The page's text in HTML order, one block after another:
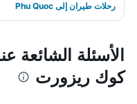
رحلات طيران إلى Phu Quoc
الأسئلة
كوك ريزورت